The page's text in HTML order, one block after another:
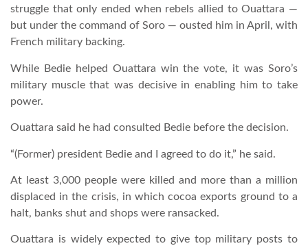
LATIMO.HU
struggle that only ended when rebels allied to Ouattara —
but under the command of Soro — ousted him in April, with
French military backing.
While Bedie helped Ouattara win the vote, it was Soro’s
military muscle that was decisive in enabling him to take
power.
Ouattara said he had consulted Bedie before the decision.
“(Former) president Bedie and I agreed to do it,” he said.
At least 3,000 people were killed and more than a million
displaced in the crisis, in which cocoa exports ground to a
halt, banks shut and shops were ransacked.
Ouattara is widely expected to give top military posts to